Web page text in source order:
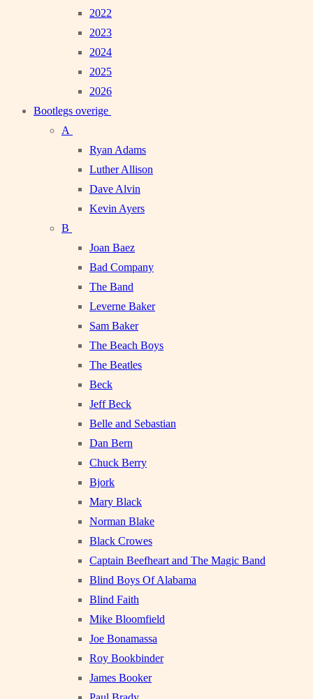
2022
2023
2024
2025
2026
Bootlegs overige
A
Ryan Adams
Luther Allison
Dave Alvin
Kevin Ayers
B
Joan Baez
Bad Company
The Band
Leverne Baker
Sam Baker
The Beach Boys
The Beatles
Beck
Jeff Beck
Belle and Sebastian
Dan Bern
Chuck Berry
Bjork
Mary Black
Norman Blake
Black Crowes
Captain Beefheart and The Magic Band
Blind Boys Of Alabama
Blind Faith
Mike Bloomfield
Joe Bonamassa
Roy Bookbinder
James Booker